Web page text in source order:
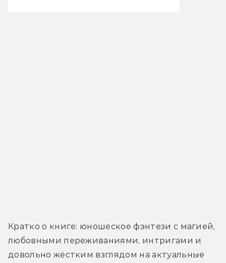
Кратко о книге: юношеское фэнтези с магией,
любовными переживаниями, интригами и
довольно жёстким взглядом на актуальные